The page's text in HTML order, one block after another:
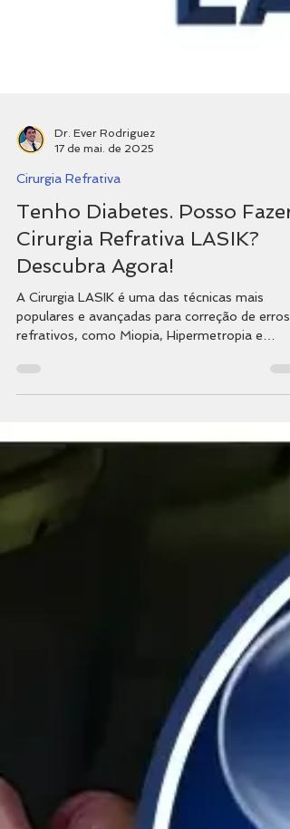
17 de mai. de 2025
Cirurgia Refrativa
Tenho Diabetes. Posso Fazer
Cirurgia Refrativa LASIK?
Descubra Agora!
A Cirurgia LASIK é uma das técnicas mais
refrativos, como Miopia, Hipermetropia e
em pacientes diabéticos. Afinal, LASIK e
completo, você vai entender Como o Diabetes
para quem tem diabetes e quer fazer LASIK.